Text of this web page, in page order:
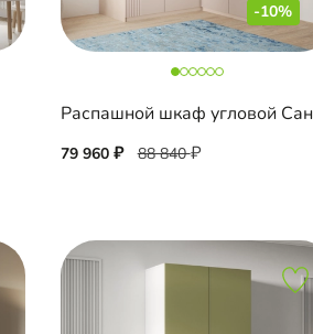
-10%
79 960 88 840